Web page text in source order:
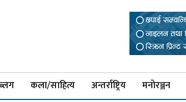
कला/साहित्य अन्तर्राष्ट्रिय मनोरञ्जन